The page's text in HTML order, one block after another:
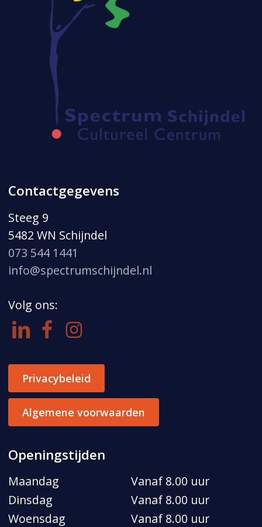
Contactgegevens
Steeg 9
5482 WN Schijndel
073 544 1441
info@spectrumschijndel.nl
Volg ons:
Privacybeleid
Algemene voorwaarden
Openingstijden
Maandag
Vanaf 8.00 uur
Dinsdag
Vanaf 8.00 uur
Woensdag
Vanaf 8.00 uur